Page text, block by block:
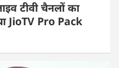
टीवी चैनलों का
JioTV Pro Pack